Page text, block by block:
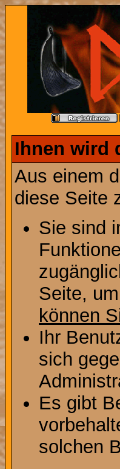
Ihnen wird
Aus einem
diese Seite
Sie sind
Seite,
können
Ihr
sich
Es gibt
solchen